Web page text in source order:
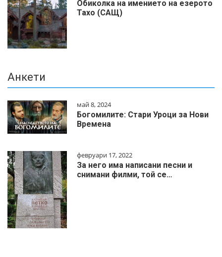
Обиколка на имението на езерото
Тахо (САЩ)
Анкети
май 8, 2024
Богомилите: Стари Уроци за Нови
Времена
февруари 17, 2022
За него има написани песни и
снимани филми, той се…